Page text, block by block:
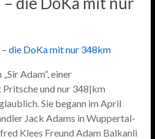
Adam“, einer
und nur 348|km
Sie begann im April
Jack Adams in Wuppertal-
Klees Freund Adam Balkanli